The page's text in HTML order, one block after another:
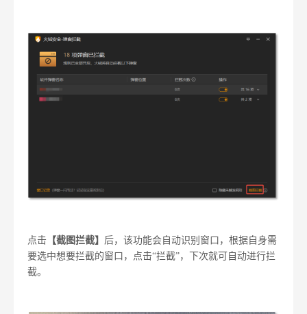
点击 【截图拦截】 后，该功能会自动识别窗口，根据自身需
要选中想要拦截的窗口，点击“拦截”，下次就可自动进行拦
截。